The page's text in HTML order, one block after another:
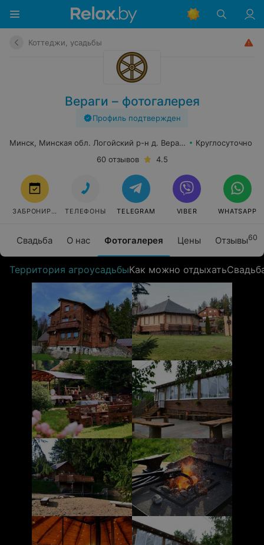
Коттеджи, усадьбы
Вераги – фотогалерея
Профиль подтвержден
Свадьба О нас Фотогалерея Цены Отзывы60
Минск, Минская обл. Логойский р-н д. Вераги
Круглосуточно
60 отзывов
4.5
ЗАБРОНИРОВАТЬТЕЛЕФОНЫ TELEGRAM VIBER WHATSAPP
Территория агроусадьбыКак можно отдыхать